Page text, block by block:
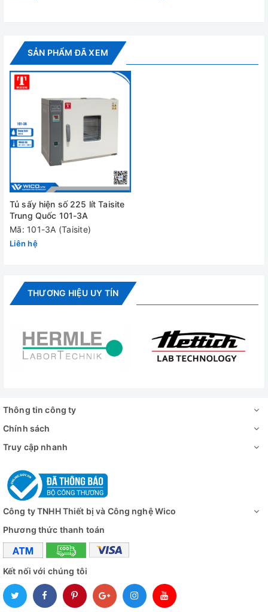
Công suất định
4 kW
Nguồn điện
Kích thước
buồng (WxDxH)
600 x 500 x 750 mm
Kích thước máy
(WxDxH)
77kg/ 96kg
Đánh giá
SẢN PHẨM ĐÃ XEM
Tủ sấy hiện số 225 lít Taisite
Trung Quốc 101-3A
Mã: 101-3A (Taisite)
Liên hệ
THƯƠNG HIỆU UY TÍN
Thông tin công ty
Chính sách
Truy cập nhanh
Công ty TNHH Thiết bị và Công nghệ Wico
Phương thức thanh toán
Kết nối với chúng tôi